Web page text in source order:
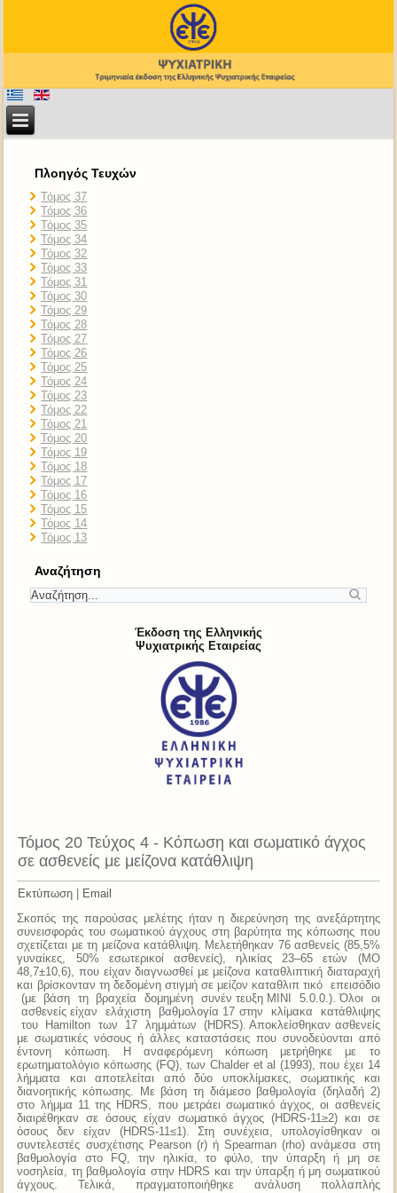
Πλοηγός Τευχών
Τόμος 37
Τόμος 36
Τόμος 35
Τόμος 34
Τόμος 32
Τόμος 33
Τόμος 31
Τόμος 30
Τόμος 29
Τόμος 28
Τόμος 27
Τόμος 26
Τόμος 25
Τόμος 24
Τόμος 23
Τόμος 22
Τόμος 21
Τόμος 20
Τόμος 19
Τόμος 18
Τόμος 17
Τόμος 16
Τόμος 15
Τόμος 14
Τόμος 13
Αναζήτηση
Έκδοση της Ελληνικής
Ψυχιατρικής Εταιρείας
Τόμος 20 Τεύχος 4 - Κόπωση και σωματικό άγχος
σε ασθενείς με μείζονα κατάθλιψη
Εκτύπωση | Email
Σκοπός της παρούσας μελέτης ήταν η διερεύνηση της ανεξάρτητης
συνεισφοράς του σωματικού άγχους στη βαρύτητα της κόπωσης που
σχετίζεται με τη μείζονα κατάθλιψη. Μελετήθηκαν 76 ασθενείς (85,5%
γυναίκες, 50% εσωτερικοί ασθενείς), ηλικίας 23–65 ετών (MO
48,7±10,6), που είχαν διαγνωσθεί με μείζονα καταθλιπτική διαταραχή
και βρίσκονταν τη δεδομένη στιγμή σε μείζον καταθλιπ τικό επεισόδιο
(με βάση τη βραχεία δομημένη συνέν τευξη ΜΙΝΙ 5.0.0.). Όλοι οι
ασθενείς είχαν ελάχιστη βαθμολογία 17 στην κλίμακα κατάθλιψης
του Hamilton των 17 λημμάτων (HDRS). Αποκλείσθηκαν ασθενείς
με σωματικές νόσους ή άλλες καταστάσεις που συνοδεύονται από
έντονη κόπωση. Η αναφερόμενη κόπωση μετρήθηκε με το
ερωτηματολόγιο κόπωσης (FQ), των Chalder et al (1993), που έχει 14
λήμματα και αποτελείται από δύο υποκλίμακες, σωματικής και
διανοητικής κόπωσης. Με βάση τη διάμεσο βαθμολογία (δηλαδή 2)
στο λήμμα 11 της HDRS, που μετράει σωματικό άγχος, οι ασθενείς
διαιρέθηκαν σε όσους είχαν σωματικό άγχος (HDRS-11≥2) και σε
όσους δεν είχαν (HDRS-11≤1). Στη συνέχεια, υπολογίσθηκαν οι
συντελεστές συσχέτισης Pearson (r) ή Spearman (rho) ανάμεσα στη
βαθμολογία στο FQ, την ηλικία, το φύλο, την ύπαρξη ή μη σε
νοσηλεία, τη βαθμολογία στην HDRS και την ύπαρξη ή μη σωματικού
άγχους. Τελικά, πραγματοποιήθηκε ανάλυση πολλαπλής